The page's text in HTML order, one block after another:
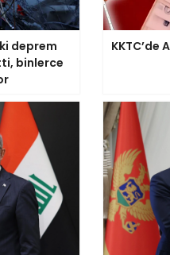
deprem
binlerce
KKTC’de